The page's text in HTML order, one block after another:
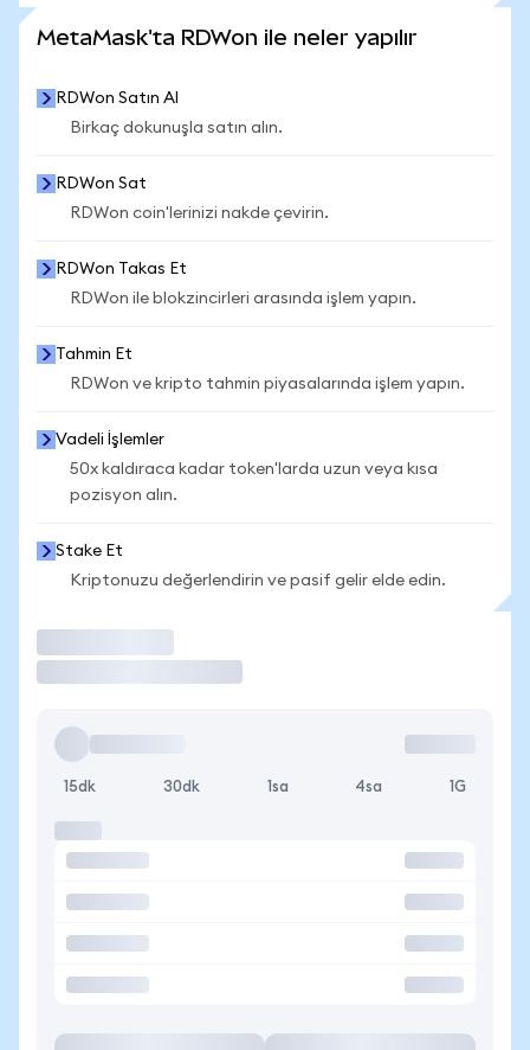
MetaMask'ta RDWon ile neler yapılır
RDWon Satın Al
Birkaç dokunuşla satın alın.
RDWon Sat
RDWon coin'lerinizi nakde çevirin.
RDWon Takas Et
RDWon ile blokzincirleri arasında işlem yapın.
Tahmin Et
RDWon ve kripto tahmin piyasalarında işlem yapın.
Vadeli İşlemler
50x kaldıraca kadar token'larda uzun veya kısa
pozisyon alın.
Stake Et
Kriptonuzu değerlendirin ve pasif gelir elde edin.
15dk 30dk 1sa 4sa 1G